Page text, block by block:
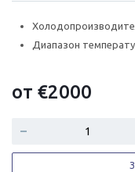
Диапазон
от €2000